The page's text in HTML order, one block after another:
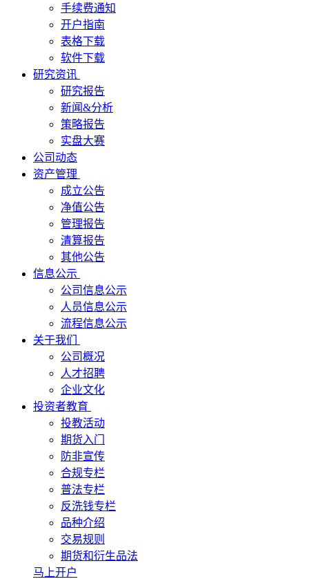
手续费通知
开户指南
表格下载
软件下载
研究资讯
研究报告
新闻&分析
策略报告
实盘大赛
公司动态
资产管理
成立公告
净值公告
管理报告
清算报告
其他公告
信息公示
公司信息公示
人员信息公示
流程信息公示
关于我们
公司概况
人才招聘
企业文化
投资者教育
投教活动
期货入门
防非宣传
合规专栏
普法专栏
反洗钱专栏
品种介绍
交易规则
期货和衍生品法
马上开户